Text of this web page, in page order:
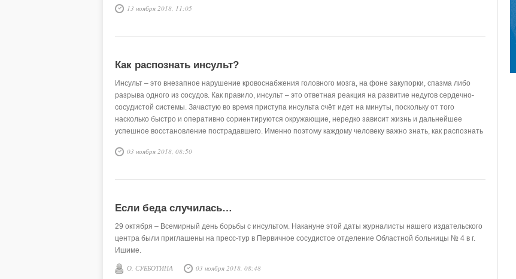
13 ноября 2018, 11:05
Как распознать инсульт?
Инсульт – это внезапное нарушение кровоснабжения головного мозга, на фоне закупорки, спазма либо
разрыва одного из сосудов. Как правило, инсульт – это ответная реакция на развитие недугов сердечно-
сосудистой системы. Зачастую во время приступа инсульта счёт идет на минуты, поскольку от того
насколько быстро и оперативно сориентируются окружающие, нередко зависит жизнь и дальнейшее
успешное восстановление пострадавшего. Именно поэтому каждому человеку важно знать, как распознать
03 ноября 2018, 08:50
Если беда случилась…
29 октября – Всемирный день борьбы с инсультом. Накануне этой даты журналисты нашего издательского
центра были приглашены на пресс-тур в Первичное сосудистое отделение Областной больницы № 4 в г.
Ишиме.
О. СУББОТИНА 03 ноября 2018, 08:48